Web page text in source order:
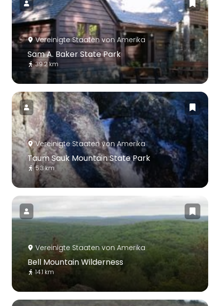
Vereinigte Staaten von Amerika
Sam A. Baker State Park
39.2 km
Vereinigte Staaten von Amerika
Taum Sauk Mountain State Park
5.3 km
Vereinigte Staaten von Amerika
Bell Mountain Wilderness
14.1 km